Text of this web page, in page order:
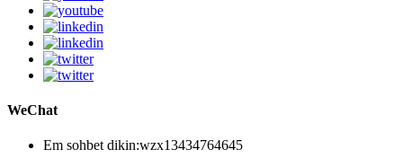
WeChat
Em sohbet dikin:wzx13434764645